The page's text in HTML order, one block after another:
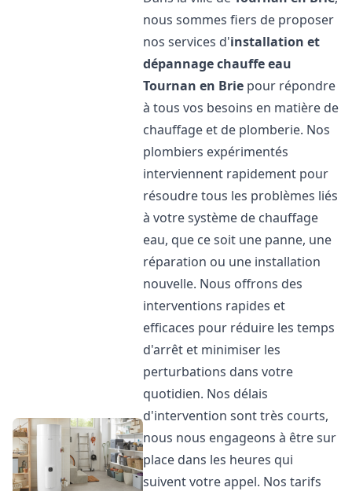
nous sommes fiers de proposer
nos services d'installation et
dépannage chauffe eau
Tournan en Brie pour répondre
à tous vos besoins en matière de
chauffage et de plomberie. Nos
plombiers expérimentés
interviennent rapidement pour
résoudre tous les problèmes liés
à votre système de chauffage
eau, que ce soit une panne, une
réparation ou une installation
nouvelle. Nous offrons des
interventions rapides et
efficaces pour réduire les temps
d'arrêt et minimiser les
perturbations dans votre
quotidien. Nos délais
d'intervention sont très courts,
nous nous engageons à être sur
place dans les heures qui
suivent votre appel. Nos tarifs